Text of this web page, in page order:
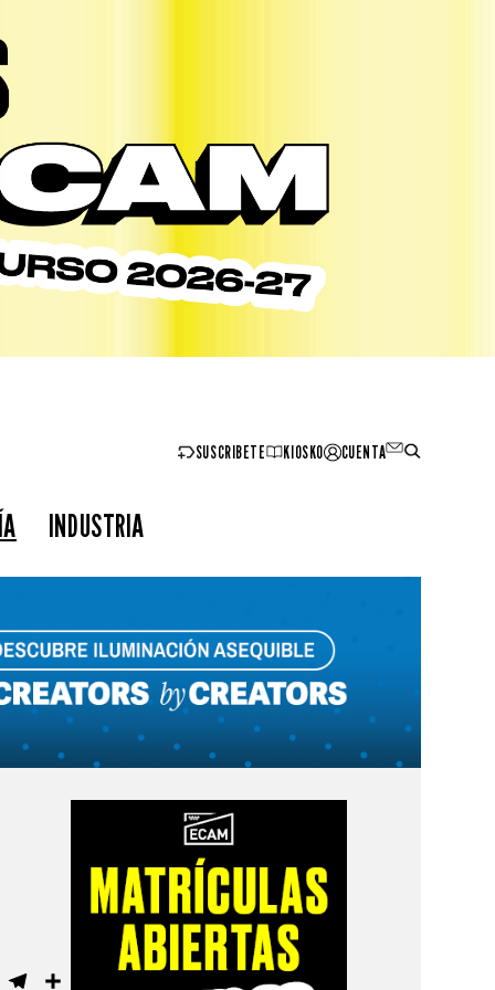
SUSCRIBETE KIOSKO CUENTA
INDUSTRIA
Telegram